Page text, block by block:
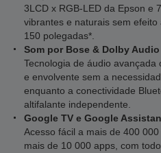
3LCD x RGB-LED da Epson e
vibrantes e naturais sem
150 polegadas*.
Som por Bose & Dolby Audio
Tecnologia de áudio
e envolvente sem a
enquanto a conectividade
altifalante independente.
Google TV e Google
Acesso fácil a mais de 400
mais de 10 000 apps, com